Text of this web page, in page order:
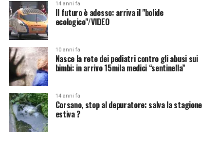
14 anni fa
Il futuro è adesso: arriva il "bolide
ecologico"/VIDEO
10 anni fa
Nasce la rete dei pediatri contro gli abusi sui
bimbi: in arrivo 15mila medici “sentinella”
14 anni fa
Corsano, stop al depuratore: salva la stagione
estiva ?